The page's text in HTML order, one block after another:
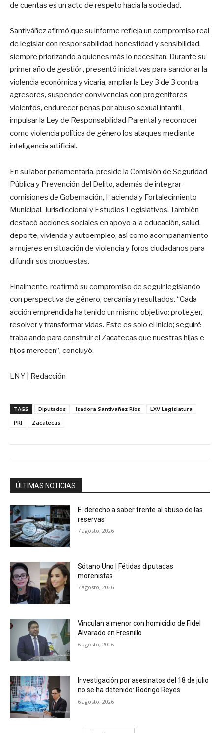
de cuentas es un acto de respeto hacia la sociedad.
Santiváñez afirmó que su informe refleja un compromiso real
de legislar con responsabilidad, honestidad y sensibilidad,
siempre priorizando a quienes más lo necesitan. Durante su
primer año de gestión, presentó iniciativas para sancionar la
violencia económica y vicaria, ampliar la Ley 3 de 3 contra
agresores, suspender convivencias con progenitores
violentos, endurecer penas por abuso sexual infantil,
impulsar la Ley de Responsabilidad Parental y reconocer
como violencia política de género los ataques mediante
inteligencia artificial.
En su labor parlamentaria, preside la Comisión de Seguridad
Pública y Prevención del Delito, además de integrar
comisiones de Gobernación, Hacienda y Fortalecimiento
Municipal, Jurisdiccional y Estudios Legislativos. También
destacó acciones sociales en apoyo a la educación, salud,
deporte, vivienda y autoempleo, así como acompañamiento
a mujeres en situación de violencia y foros ciudadanos para
difundir sus propuestas.
Finalmente, reafirmó su compromiso de seguir legislando
con perspectiva de género, cercanía y resultados. “Cada
acción emprendida ha tenido un mismo objetivo: proteger,
resolver y transformar vidas. Este es solo el inicio; seguiré
trabajando para construir el Zacatecas que nuestras hijas e
hijos merecen”, concluyó.
LNY | Redacción
TAGS Diputados Isadora Santivañez Ríos
LXV Legislatura
PRI
Zacatecas
ÚLTIMAS NOTICIAS
El derecho a saber frente al abuso de las
reservas
7 agosto, 2026
Sótano Uno | Fétidas diputadas
morenistas
7 agosto, 2026
Vinculan a menor con homicidio de Fidel
Alvarado en Fresnillo
6 agosto, 2026
Investigación por asesinatos del 18 de julio
no se ha detenido: Rodrigo Reyes
6 agosto, 2026